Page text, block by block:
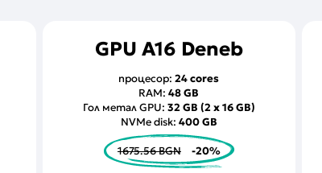
GPU A16 Deneb
процесор:24 cores
RAM:48 GB
Гол метал GPU: 32 GB (2 x 16 GB)
NVMe disk: 400 GB
1675.56 BGN -20%